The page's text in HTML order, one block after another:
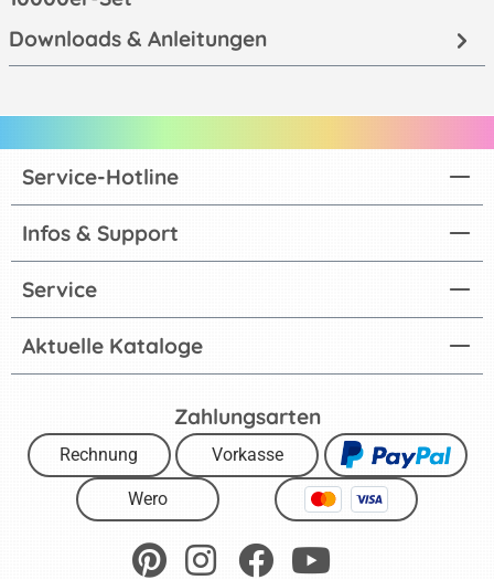
Downloads & Anleitungen
Aktuelle Kataloge
Service-Hotline
Infos & Support
Service
Zahlungsarten
Rechnung Vorkasse
Wero